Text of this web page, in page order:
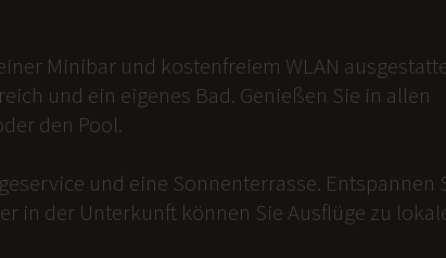
Minibar und kostenfreiem WLAN
und ein eigenes Bad. Genießen Sie in allen
den Pool.
und eine Sonnenterrasse. Entspannen
in der Unterkunft können Sie Ausflüge zu